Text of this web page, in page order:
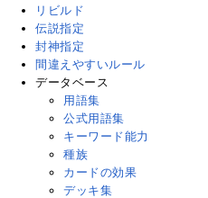
リビルド
伝説指定
封神指定
間違えやすいルール
データベース
用語集
公式用語集
キーワード能力
種族
カードの効果
デッキ集